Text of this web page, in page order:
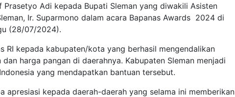
Prasetyo Adi kepada Bupati Sleman yang diwakili Asisten
Ir. Suparmono dalam acara Bapanas Awards 2024 di
(28/07/2024).
RI kepada kabupaten/kota yang berhasil mengendalikan
harga pangan di daerahnya. Kabupaten Sleman menjadi
yang mendapatkan bantuan tersebut.
apresiasi kepada daerah-daerah yang selama ini memberikan